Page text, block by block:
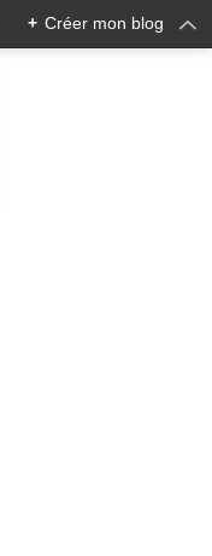
+ Créer mon blog